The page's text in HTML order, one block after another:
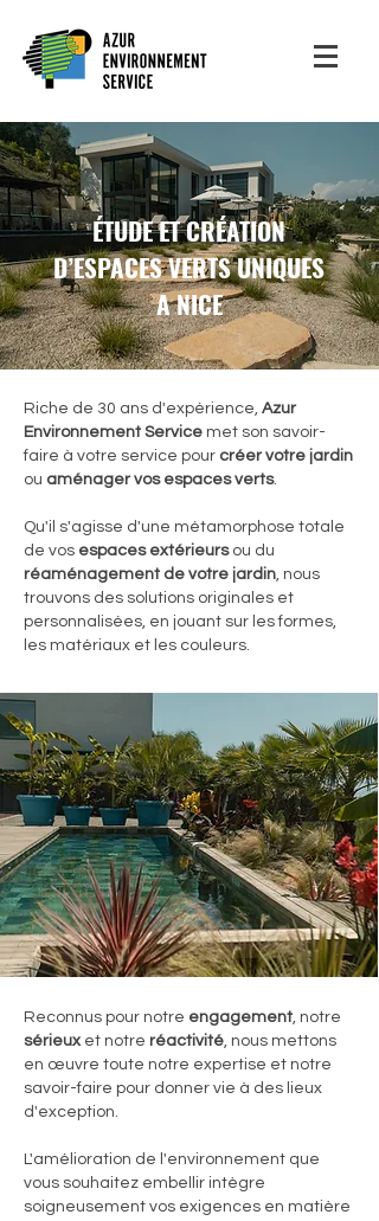
ÉTUDE ET CRÉATION
D’ESPACES VERTS UNIQUES
A NICE
Riche de 30 ans d'expérience, Azur
Environnement Service met son savoir-
faire à votre service pour créer votre jardin
ou aménager vos espaces verts.
Qu'il s'agisse d'une métamorphose totale
de vos espaces extérieursou du
réaménagement de votre jardin, nous
trouvons des solutions originales et
personnalisées, en jouant sur les formes,
les matériaux et les couleurs.
Reconnus pour notre engagement, notre
sérieuxet notre réactivité, nous mettons
en œuvre toute notre expertise et notre
savoir-faire pour donner vie à des lieux
d'exception.
L'amélioration de l'environnement que
vous souhaitez embellir intègre
soigneusement vos exigences en matière